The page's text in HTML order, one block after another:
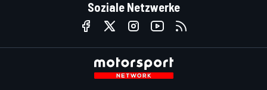
Soziale Netzwerke